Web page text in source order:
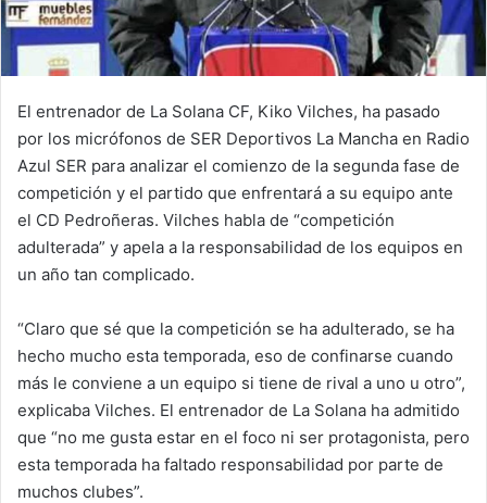
El entrenador de La Solana CF, Kiko Vilches, ha pasado
por los micrófonos de SER Deportivos La Mancha en Radio
Azul SER para analizar el comienzo de la segunda fase de
competición y el partido que enfrentará a su equipo ante
el CD Pedroñeras. Vilches habla de “competición
adulterada” y apela a la responsabilidad de los equipos en
un año tan complicado.
“Claro que sé que la competición se ha adulterado, se ha
hecho mucho esta temporada, eso de confinarse cuando
más le conviene a un equipo si tiene de rival a uno u otro”,
explicaba Vilches. El entrenador de La Solana ha admitido
que “no me gusta estar en el foco ni ser protagonista, pero
esta temporada ha faltado responsabilidad por parte de
muchos clubes”.